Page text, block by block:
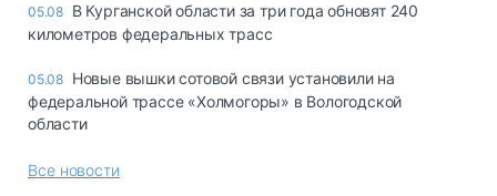
05.08 В Курганской области за три года обновят 240
километров федеральных трасс
05.08 Новые вышки сотовой связи установили на
федеральной трассе «Холмогоры» в Вологодской
области
Все новости